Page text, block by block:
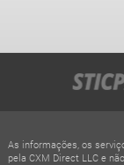
As informações, os
pela CXM Direct LLC e